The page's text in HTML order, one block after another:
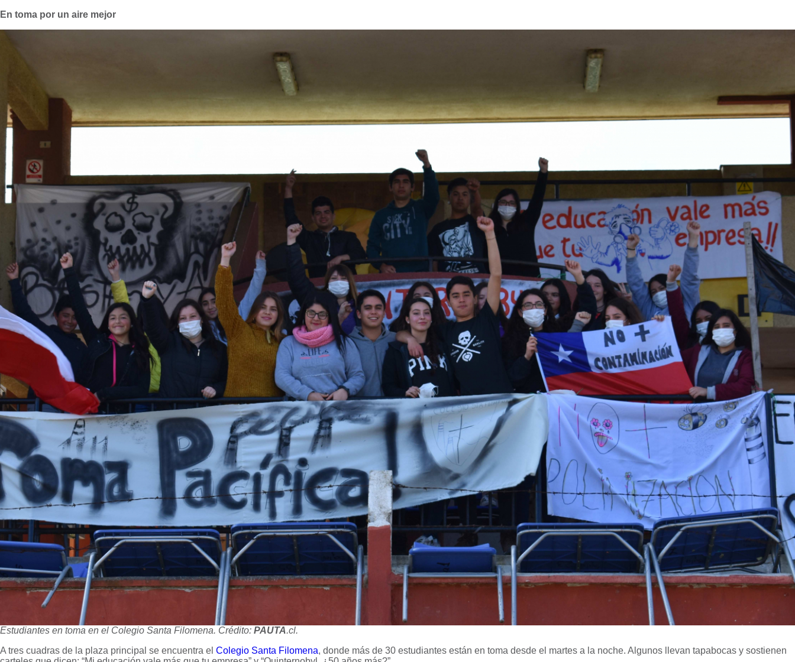
En toma por un aire mejor
Estudiantes en toma en el Colegio Santa Filomena. Crédito: PAUTA.cl.
A tres cuadras de la plaza principal se encuentra el Colegio Santa Filomena, donde más de 30 estudiantes están en toma desde el martes a la noche. Algunos llevan tapabocas y sostienen